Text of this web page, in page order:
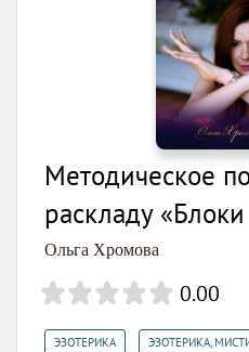
Методическое
раскладу
Ольга Хромова
0.00
ЭЗОТЕРИКА ЭЗОТЕРИКА,